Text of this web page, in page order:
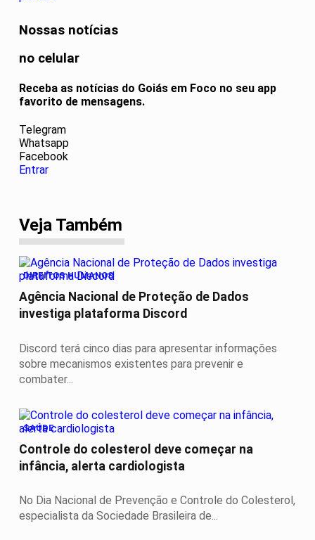
Nossas notícias
no celular
Receba as notícias do Goiás em Foco no seu app
favorito de mensagens.
Telegram
Whatsapp
Facebook
Entrar
Veja Também
DIREITOS HUMANOS
Agência Nacional de Proteção de Dados
investiga plataforma Discord
Discord terá cinco dias para apresentar informações
sobre mecanismos existentes para prevenir e
combater...
SAÚDE
Controle do colesterol deve começar na
infância, alerta cardiologista
No Dia Nacional de Prevenção e Controle do Colesterol,
especialista da Sociedade Brasileira de...